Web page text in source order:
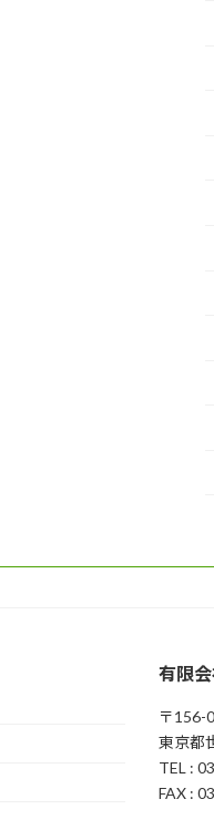
有限
〒156-
東京都
TEL :
FAX :